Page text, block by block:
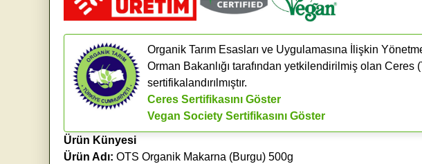
Organik Tarım Esasları ve Uygulamasına İlişkin
Orman Bakanlığı tarafından yetkilendirilmiş olan Ceres
sertifikalandırılmıştır.
Ceres Sertifikasını Göster
Vegan Society Sertifikasını Göster
Ürün Künyesi
Ürün Adı: OTS Organik Makarna (Burgu) 500g